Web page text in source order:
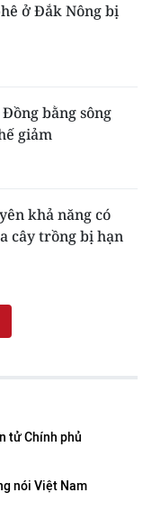
ở Đắk Nông bị
bằng sông
giảm
khả năng có
cây trồng bị hạn
tử Chính phủ
nói Việt Nam